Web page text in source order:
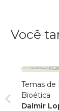
Você
Temas de
Bioética
Dalmir